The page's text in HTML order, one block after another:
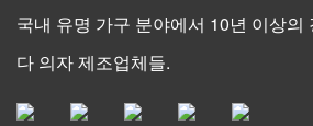
국내 유명 가구 분야에서 10년 이상의
다 의자 제조업체들.